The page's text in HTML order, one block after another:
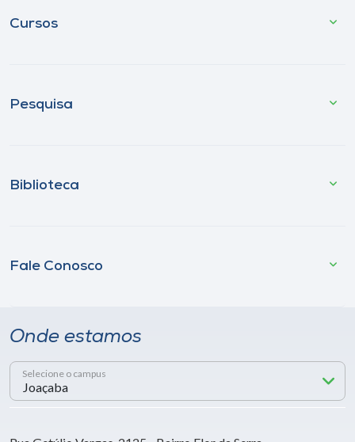
Cursos
Pesquisa
Biblioteca
Fale Conosco
Onde estamos
Selecione o campus